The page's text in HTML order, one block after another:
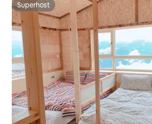
Superhost
Superhost